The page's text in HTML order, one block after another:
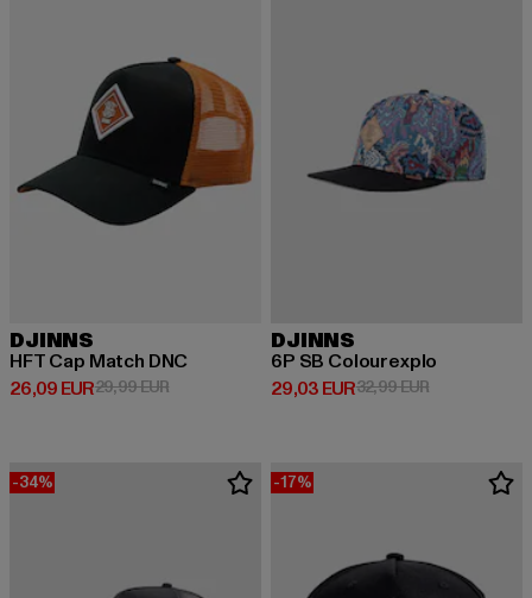
DJINNS
HFT Cap Match DNC
26,09 EUR
Derzeitiger Preis: 26,09 EUR
29,99 EURAktionspreis: 29,99 EUR
DJINNS
6P SB Colourexplo
29,03 EUR
Derzeitiger Preis: 29,03 EUR
32,99 EURAktionspreis:
-34% -17%